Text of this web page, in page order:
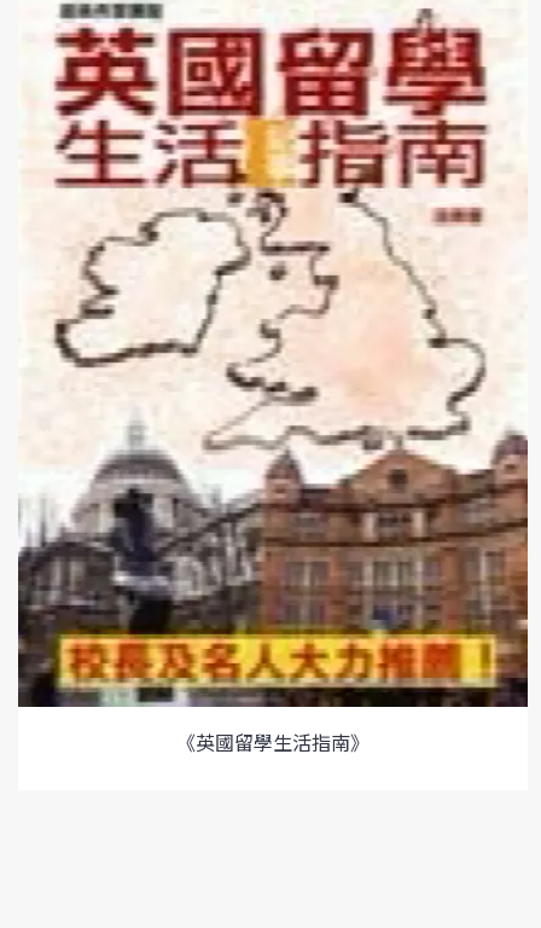
《英國留學生活指南》